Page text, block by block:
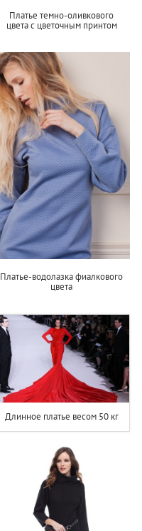
Платье темно-оливкового
цвета с цветочным принтом
Платье-водолазка фиалкового
цвета
Длинное платье весом 50 кг